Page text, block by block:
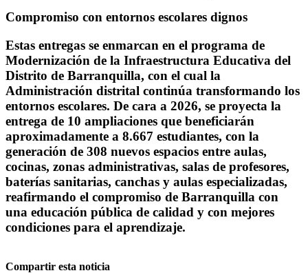
Compromiso con entornos escolares dignos
Estas entregas se enmarcan en el programa de
Modernización de la Infraestructura Educativa del
Distrito de Barranquilla, con el cual la
Administración distrital continúa transformando los
entornos escolares. De cara a 2026, se proyecta la
entrega de 10 ampliaciones que beneficiarán
aproximadamente a 8.667 estudiantes, con la
generación de 308 nuevos espacios entre aulas,
cocinas, zonas administrativas, salas de profesores,
baterías sanitarias, canchas y aulas especializadas,
reafirmando el compromiso de Barranquilla con
una educación pública de calidad y con mejores
condiciones para el aprendizaje.
Compartir esta noticia